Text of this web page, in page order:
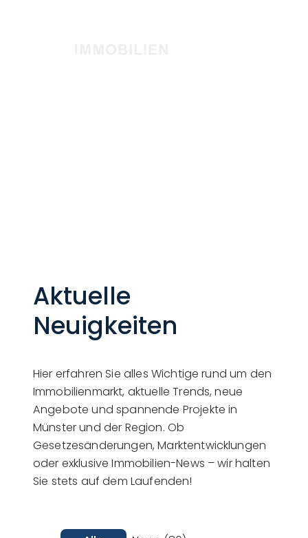
Aktuelle
Neuigkeiten
Hier erfahren Sie alles Wichtige rund um den
Immobilienmarkt, aktuelle Trends, neue
Angebote und spannende Projekte in
Münster und der Region. Ob
Gesetzesänderungen, Marktentwicklungen
oder exklusive Immobilien-News – wir halten
Sie stets auf dem Laufenden!